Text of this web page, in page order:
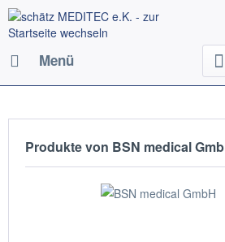
Menü
Produkte von BSN medical